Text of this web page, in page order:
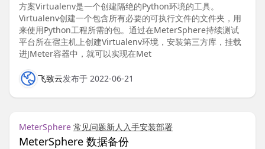
方案Virtualenv是一个创建隔绝的Python环境的工具。
Virtualenv创建一个包含所有必要的可执行文件的文件夹，用
来使用Python工程所需的包。通过在MeterSphere持续测试
平台所在宿主机上创建Virtualenv环境，安装第三方库，挂载
进JMeter容器中，就可以实现在Met
飞致云发布于 2022-06-21
MeterSphere 常见问题新人入手安装部署
MeterSphere 数据备份